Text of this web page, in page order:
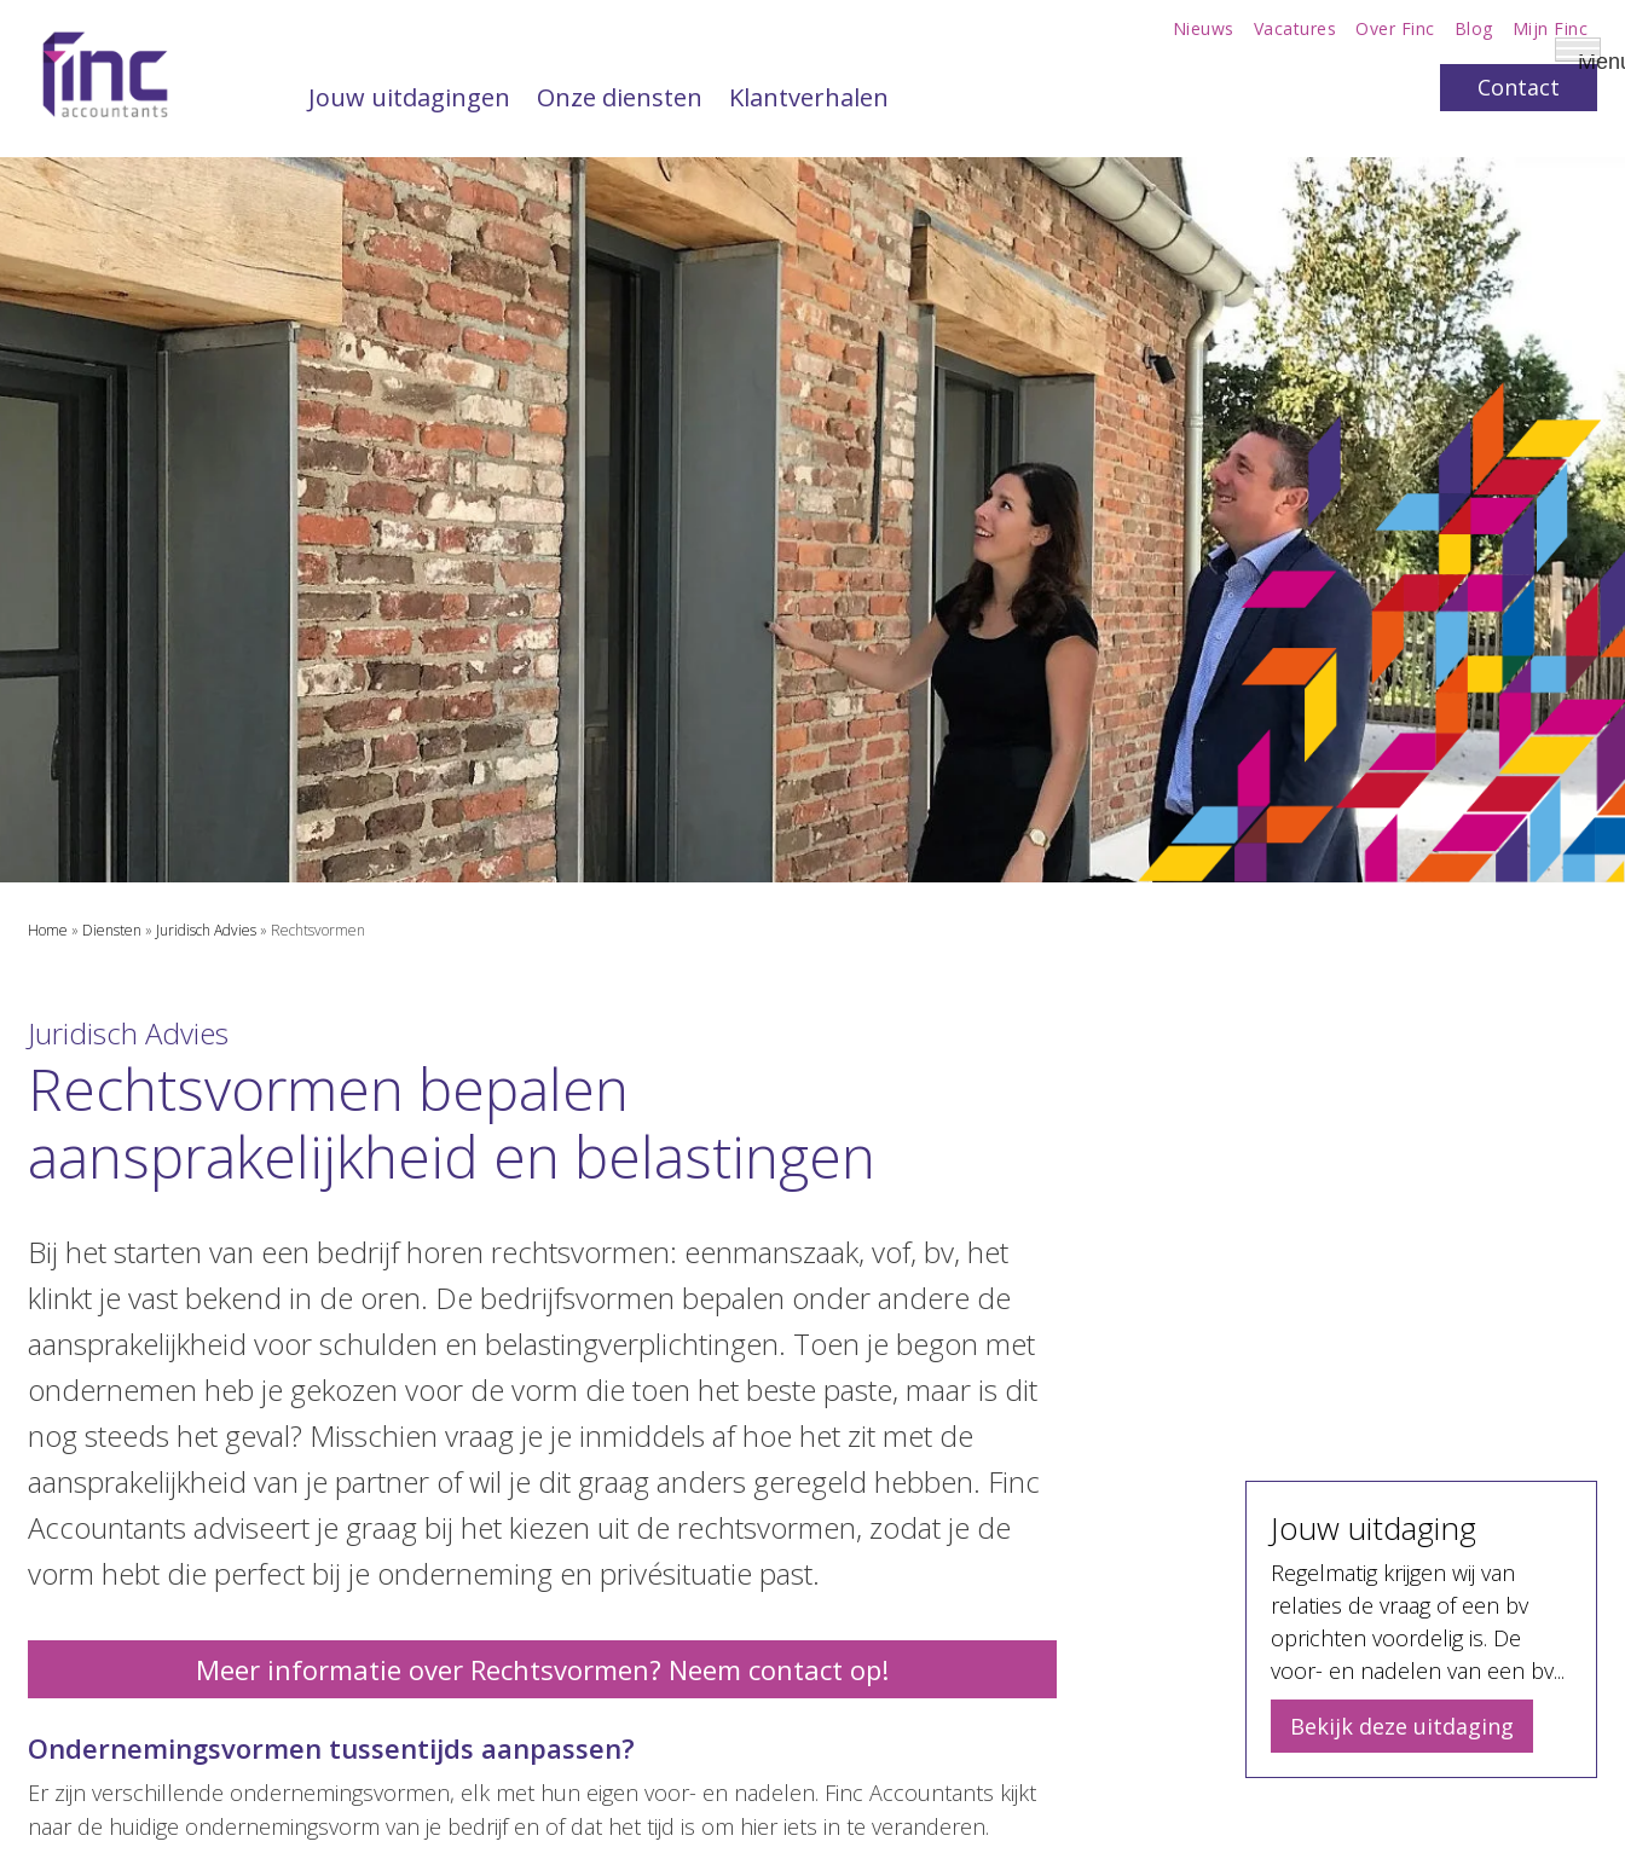
Jouw uitdagingen Onze diensten Klantverhalen
Nieuws Vacatures Over Finc Blog Mijn Finc
Contact
Home » Diensten » Juridisch Advies» Rechtsvormen
Juridisch Advies
Rechtsvormen bepalen
aansprakelijkheid en belastingen
Bij het starten van een bedrijf horen rechtsvormen: eenmanszaak, vof, bv, het
klinkt je vast bekend in de oren. De bedrijfsvormen bepalen onder andere de
aansprakelijkheid voor schulden en belastingverplichtingen. Toen je begon met
ondernemen heb je gekozen voor de vorm die toen het beste paste, maar is dit
nog steeds het geval? Misschien vraag je je inmiddels af hoe het zit met de
aansprakelijkheid van je partner of wil je dit graag anders geregeld hebben. Finc
Accountants adviseert je graag bij het kiezen uit de rechtsvormen, zodat je de
vorm hebt die perfect bij je onderneming en privésituatie past.
Meer informatie over Rechtsvormen? Neem contact op!
Ondernemingsvormen tussentijds aanpassen?
Er zijn verschillende ondernemingsvormen, elk met hun eigen voor- en nadelen. Finc Accountants kijkt
naar de huidige ondernemingsvorm van je bedrijf en of dat het tijd is om hier iets in te veranderen.
Jouw uitdaging
Regelmatig krijgen wij van
relaties de vraag of een bv
oprichten voordelig is. De
voor- en nadelen van een bv...
Bekijk deze uitdaging